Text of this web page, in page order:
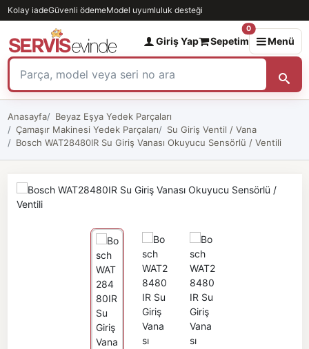
Kolay iadeGüvenli ödemeModel uyumluluk desteği
Giriş Yap Sepetim
0
Menü
Anasayfa
Beyaz Eşya Yedek Parçaları
Çamaşır Makinesi Yedek Parçaları
Su Giriş Ventil / Vana
Bosch WAT28480IR Su Giriş Vanası Okuyucu Sensörlü / Ventili